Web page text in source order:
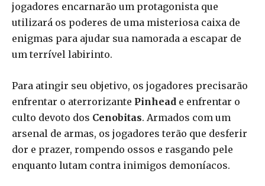
jogadores encarnarão um protagonista que
utilizará os poderes de uma misteriosa caixa de
enigmas para ajudar sua namorada a escapar de
um terrível labirinto.
Para atingir seu objetivo, os jogadores precisarão
enfrentar o aterrorizante Pinhead e enfrentar o
culto devoto dos Cenobitas. Armados com um
arsenal de armas, os jogadores terão que desferir
dor e prazer, rompendo ossos e rasgando pele
enquanto lutam contra inimigos demoníacos.